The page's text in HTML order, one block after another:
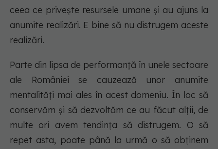
ceea ce privește resursele umane și au ajuns la
anumite realizări. E bine să nu distrugem aceste
realizări.
Parte din lipsa de performanță în unele sectoare
ale României se cauzează unor anumite
mentalități mai ales în acest domeniu. În loc să
conservăm și să dezvoltăm ce au făcut alții, de
multe ori avem tendința să distrugem. O să
repet asta, poate până la urmă o să obținem